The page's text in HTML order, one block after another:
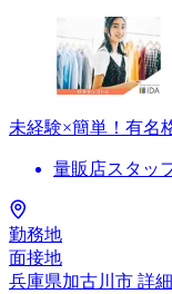
未経験×簡単！有名
量販店スタッ
勤務地
面接地
兵庫県加古川市 詳